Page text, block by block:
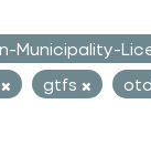
Municipality-
gtfs